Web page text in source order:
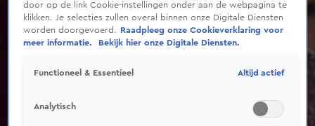
door op de link Cookie-instellingen onder aan de webpagina te
klikken. Je selecties zullen overal binnen onze Digitale Diensten
worden doorgevoerd.
Raadpleeg onze Cookieverklaring voor
meer informatie.
Bekijk hier onze Digitale Diensten.
Functioneel & Essentieel Altijd actief
Analytisch